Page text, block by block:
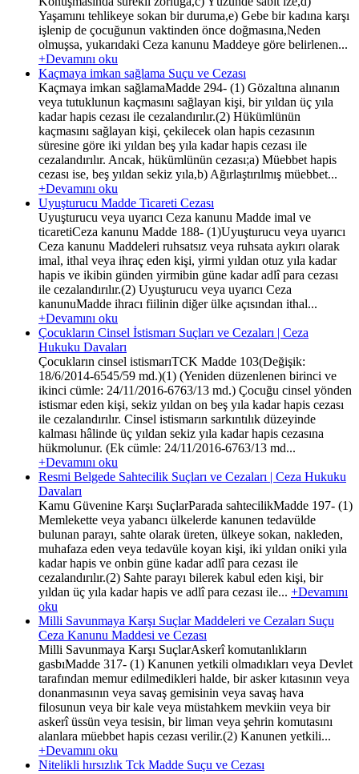
Yaşamını tehlikeye sokan bir duruma,e) Gebe bir kadına karşı
işlenip de çocuğunun vaktinden önce doğmasına,Neden
olmuşsa, yukarıdaki Ceza kanunu Maddeye göre belirlenen...
+Devamını oku
Kaçmaya imkan sağlama Suçu ve Cezası
Kaçmaya imkan sağlamaMadde 294- (1) Gözaltına alınanın
veya tutuklunun kaçmasını sağlayan kişi, bir yıldan üç yıla
kadar hapis cezası ile cezalandırılır.(2) Hükümlünün
kaçmasını sağlayan kişi, çekilecek olan hapis cezasının
süresine göre iki yıldan beş yıla kadar hapis cezası ile
cezalandırılır. Ancak, hükümlünün cezası;a) Müebbet hapis
cezası ise, beş yıldan sekiz yıla,b) Ağırlaştırılmış müebbet...
+Devamını oku
Uyuşturucu Madde Ticareti Cezası
Uyuşturucu veya uyarıcı Ceza kanunu Madde imal ve
ticaretiCeza kanunu Madde 188- (1)Uyuşturucu veya uyarıcı
Ceza kanunu Maddeleri ruhsatsız veya ruhsata aykırı olarak
imal, ithal veya ihraç eden kişi, yirmi yıldan otuz yıla kadar
hapis ve ikibin günden yirmibin güne kadar adlî para cezası
ile cezalandırılır.(2) Uyuşturucu veya uyarıcı Ceza
kanunuMadde ihracı fiilinin diğer ülke açısından ithal...
+Devamını oku
Çocukların Cinsel İstismarı Suçları ve Cezaları | Ceza
Hukuku Davaları
Çocukların cinsel istismarıTCK Madde 103(Değişik:
18/6/2014-6545/59 md.)(1) (Yeniden düzenlenen birinci ve
ikinci cümle: 24/11/2016-6763/13 md.) Çocuğu cinsel yönden
istismar eden kişi, sekiz yıldan on beş yıla kadar hapis cezası
ile cezalandırılır. Cinsel istismarın sarkıntılık düzeyinde
kalması hâlinde üç yıldan sekiz yıla kadar hapis cezasına
hükmolunur. (Ek cümle: 24/11/2016-6763/13 md...
+Devamını oku
Resmi Belgede Sahtecilik Suçları ve Cezaları | Ceza Hukuku
Davaları
Kamu Güvenine Karşı SuçlarParada sahtecilikMadde 197- (1)
Memlekette veya yabancı ülkelerde kanunen tedavülde
bulunan parayı, sahte olarak üreten, ülkeye sokan, nakleden,
muhafaza eden veya tedavüle koyan kişi, iki yıldan oniki yıla
kadar hapis ve onbin güne kadar adlî para cezası ile
cezalandırılır.(2) Sahte parayı bilerek kabul eden kişi, bir
yıldan üç yıla kadar hapis ve adlî para cezası ile... +Devamını
oku
Milli Savunmaya Karşı Suçlar Maddeleri ve Cezaları Suçu
Ceza Kanunu Maddesi ve Cezası
Milli Savunmaya Karşı SuçlarAskerî komutanlıkların
gasbıMadde 317- (1) Kanunen yetkili olmadıkları veya Devlet
tarafından memur edilmedikleri halde, bir asker kıtasının veya
donanmasının veya savaş gemisinin veya savaş hava
filosunun veya bir kale veya müstahkem mevkiin veya bir
askerî üssün veya tesisin, bir liman veya şehrin komutasını
alanlara müebbet hapis cezası verilir.(2) Kanunen yetkili...
+Devamını oku
Nitelikli hırsızlık Tck Madde Suçu ve Cezası